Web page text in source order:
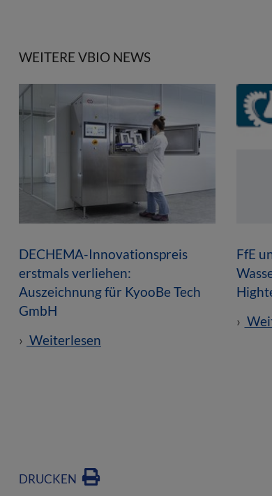
WEITERE VBIO NEWS
DECHEMA-Innovationspreis
erstmals verliehen:
Auszeichnung für KyooBe Tech
GmbH
Weiterlesen
FfE
DRUCKEN